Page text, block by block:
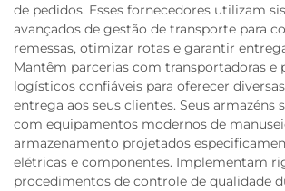
de pedidos. Esses fornecedores utilizam
avançados de gestão de transporte para
remessas, otimizar rotas e garantir
Mantêm parcerias com transportadoras e
logísticos confiáveis para oferecer
entrega aos seus clientes. Seus armazéns
com equipamentos modernos de
armazenamento projetados
elétricas e componentes. Implementam
procedimentos de controle de qualidade